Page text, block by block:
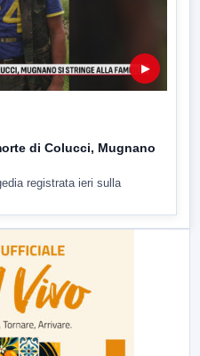
▶
di Colucci, Mugnano
registrata ieri sulla